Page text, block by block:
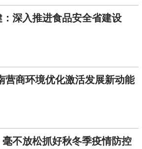
深入推进食品安全省建设
营商环境优化激活发展新动能
不放松抓好秋冬季疫情防控